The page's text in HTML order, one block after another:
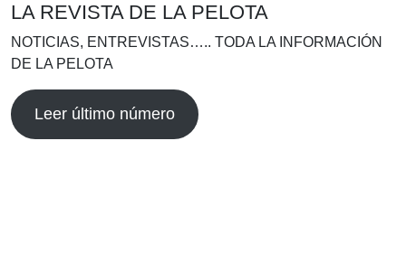
LA REVISTA DE LA PELOTA
NOTICIAS, ENTREVISTAS….. TODA LA INFORMACIÓN
DE LA PELOTA
Leer último número